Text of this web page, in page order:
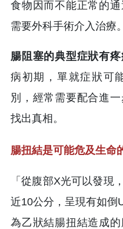
食物因而不能正常的
需要外科手術介入治療
腸阻塞的典型症狀有疼
病初期，單就症狀可
別，經常需要配合進
找出真相。
腸扭結是可能危及生命
「從腹部X光可以發現
近10公分，呈現有如倒
為乙狀結腸扭結造成